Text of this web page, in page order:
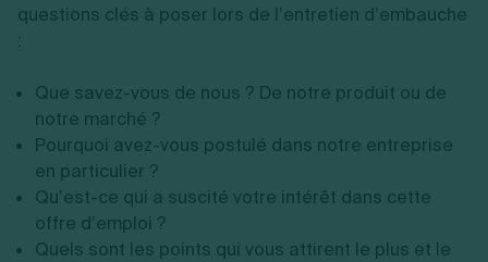
questions clés à poser lors de l’entretien d’embauche
:
Que savez-vous de nous ? De notre produit ou de
notre marché ?
Pourquoi avez-vous postulé dans notre entreprise
en particulier ?
Qu’est-ce qui a suscité votre intérêt dans cette
offre d’emploi ?
Quels sont les points qui vous attirent le plus et le